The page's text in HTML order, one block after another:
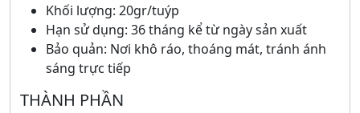
Khối lượng: 20gr/tuýp
Hạn sử dụng: 36 tháng kể từ ngày sản xuất
Bảo quản: Nơi khô ráo, thoáng mát, tránh ánh
sáng trực tiếp
THÀNH PHẦN